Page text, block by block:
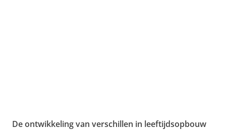
De ontwikkeling van verschillen in leeftijdsopbouw